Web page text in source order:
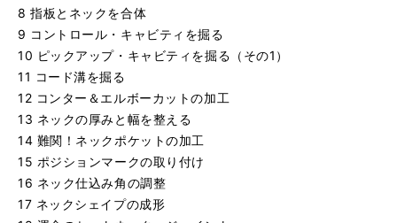
8 指板とネックを合体
9 コントロール・キャビティを掘る
10 ピックアップ・キャビティを掘る（その1）
11 コード溝を掘る
12 コンター＆エルボーカットの加工
13 ネックの厚みと幅を整える
14 難関！ネックポケットの加工
15 ポジションマークの取り付け
16 ネック仕込み角の調整
17 ネックシェイプの成形